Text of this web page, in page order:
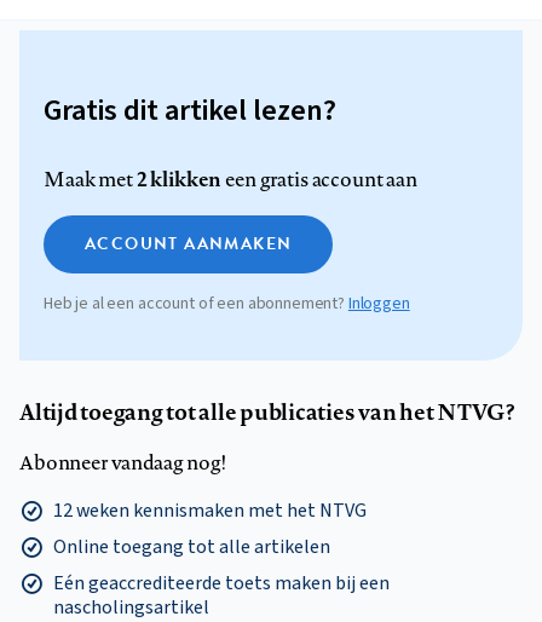
Gratis dit artikel lezen?
Maak met2 klikkeneen gratis account aan
ACCOUNT AANMAKEN
Heb je al een account of een abonnement? Inloggen
Altijd toegang tot alle publicaties van het NTVG?
Abonneer vandaag nog!
12 weken kennismaken met het NTVG
Online toegang tot alle artikelen
Eén geaccrediteerde toets maken bij een
nascholingsartikel